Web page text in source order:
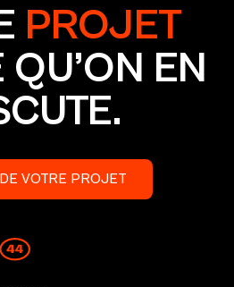
PROJET
QU’ON EN
VOTRE PROJET